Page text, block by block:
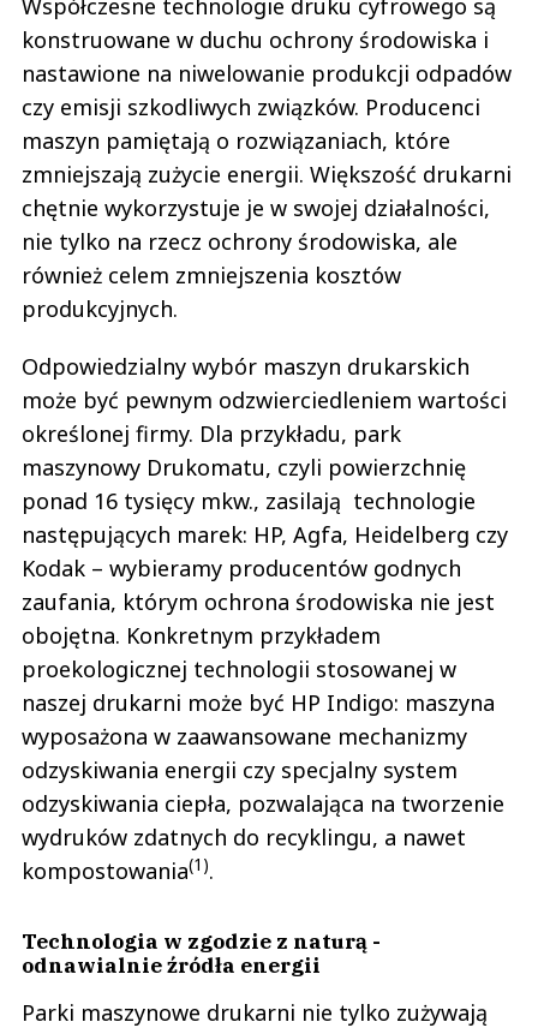
konstruowane w duchu ochrony środowiska i
nastawione na niwelowanie produkcji odpadów
czy emisji szkodliwych związków. Producenci
maszyn pamiętają o rozwiązaniach, które
zmniejszają zużycie energii. Większość drukarni
chętnie wykorzystuje je w swojej działalności,
nie tylko na rzecz ochrony środowiska, ale
również celem zmniejszenia kosztów
produkcyjnych.
Odpowiedzialny wybór maszyn drukarskich
może być pewnym odzwierciedleniem wartości
określonej firmy. Dla przykładu, park
maszynowy Drukomatu, czyli powierzchnię
ponad 16 tysięcy mkw., zasilają technologie
następujących marek: HP, Agfa, Heidelberg czy
Kodak – wybieramy producentów godnych
zaufania, którym ochrona środowiska nie jest
obojętna. Konkretnym przykładem
proekologicznej technologii stosowanej w
naszej drukarni może być HP Indigo: maszyna
wyposażona w zaawansowane mechanizmy
odzyskiwania energii czy specjalny system
odzyskiwania ciepła, pozwalająca na tworzenie
wydruków zdatnych do recyklingu, a nawet
kompostowania(1).
Technologia w zgodzie z naturą -
odnawialnie źródła energii
Parki maszynowe drukarni nie tylko zużywają